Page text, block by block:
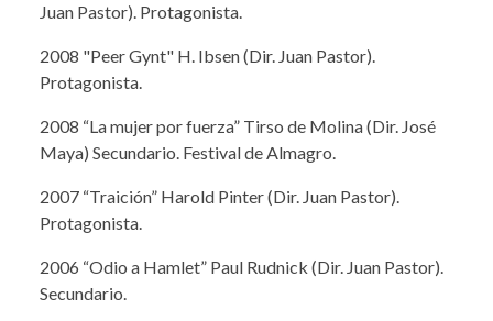
Juan Pastor). Protagonista.
2008 "Peer Gynt" H. Ibsen (Dir. Juan Pastor).
Protagonista.
2008 “La mujer por fuerza” Tirso de Molina (Dir. José
Maya) Secundario. Festival de Almagro.
2007 “Traición” Harold Pinter (Dir. Juan Pastor).
Protagonista.
2006 “Odio a Hamlet” Paul Rudnick (Dir. Juan Pastor).
Secundario.